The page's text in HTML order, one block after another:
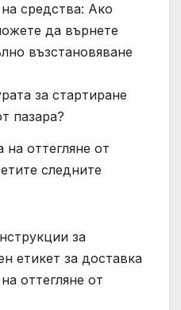
средства: Ако
да върнете
възстановяване
за стартиране
пазара?
на оттегляне от
следните
за
етикет за доставка
оттегляне от